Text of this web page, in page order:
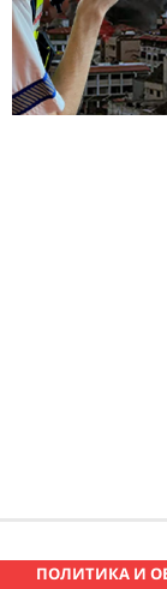
ПОЛИТИКА И